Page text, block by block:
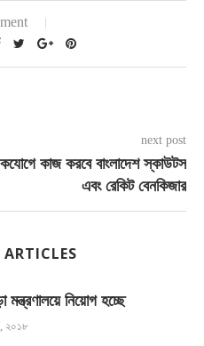
next post
কাজ করবে বাংলাদেশ স্কাউটস
এবং রেকিট বেনকিজার
ARTICLES
মন্ত্রণালয়ে নিয়োগ হচ্ছে
২০১৮